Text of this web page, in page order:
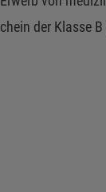
der Klasse B